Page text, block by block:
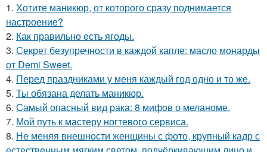
1. Хотите маникюр, от которого сразу поднимается
настроение?
2. Как правильно eсть ягоды.
3. Секрет безупречности в каждой капле: масло монарды
от Demi Sweet.
4. Перед праздниками у меня каждый год одно и то же.
5. Ты обязана делать маникюр.
6. Самый опасный вид рака: 8 мифов о меланоме.
7. Мой путь к мастеру ногтевого сервиса.
8. Не меняя внешности женщины с фото, крупный кадр с